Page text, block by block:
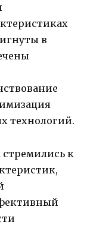
в
технологий.
к